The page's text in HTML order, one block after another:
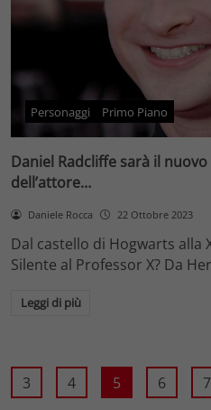
Personaggi Primo Piano
Daniel Radcliffe sarà il
dell’attore…
Daniele Rocca 22 Ottobre 2023
Dal castello di Hogwarts alla
Silente al Professor X? Da
Leggi di più
3 4 5 6 7